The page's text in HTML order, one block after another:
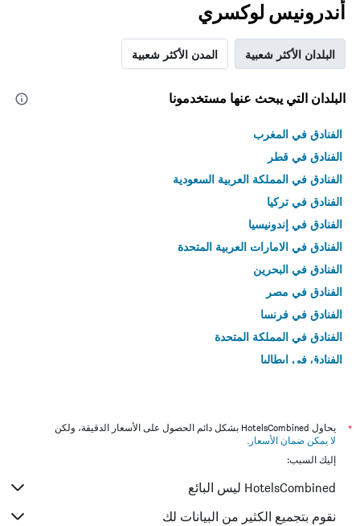
أندرونيس لوكسري
البلدان الأكثر شعبية المدن الأكثر شعبية
البلدان التي يبحث عنها مستخدمونا
الفنادق في المغرب
الفنادق في قطر
الفنادق في المملكة العربية السعودية
الفنادق في تركيا
الفنادق في إندونيسيا
الفنادق في الامارات العربية المتحدة
الفنادق في البحرين
الفنادق في مصر
الفنادق في فرنسا
الفنادق في المملكة المتحدة
الفنادق في إيطاليا
*
يحاول HotelsCombined بشكل دائم الحصول على الأسعار الدقيقة، ولكن
لا يمكن ضمان الأسعار .
إليك السبب:
HotelsCombined ليس البائع
نقوم بتجميع الكثير من البيانات لك